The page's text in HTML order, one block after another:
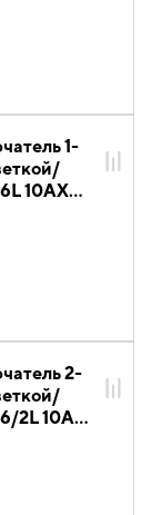
1-
10АХ
6722151
2-
2L 10АХ
6722161